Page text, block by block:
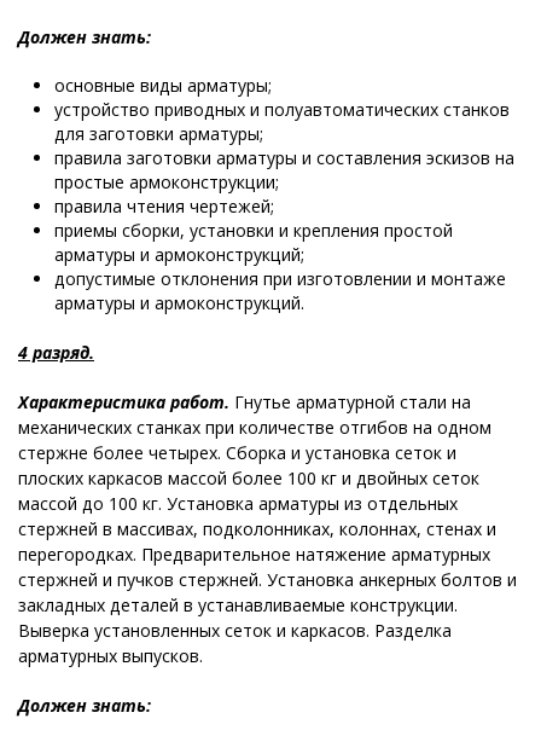
Должен знать:
основные виды арматуры;
устройство приводных и полуавтоматических станков
для заготовки арматуры;
правила заготовки арматуры и составления эскизов на
простые армоконструкции;
правила чтения чертежей;
приемы сборки, установки и крепления простой
арматуры и армоконструкций;
допустимые отклонения при изготовлении и монтаже
арматуры и армоконструкций.
4 разряд.
Характеристика работ. Гнутье арматурной стали на
механических станках при количестве отгибов на одном
стержне более четырех. Сборка и установка сеток и
плоских каркасов массой более 100 кг и двойных сеток
массой до 100 кг. Установка арматуры из отдельных
стержней в массивах, подколонниках, колоннах, стенах и
перегородках. Предварительное натяжение арматурных
стержней и пучков стержней. Установка анкерных болтов и
закладных деталей в устанавливаемые конструкции.
Выверка установленных сеток и каркасов. Разделка
арматурных выпусков.
Должен знать: